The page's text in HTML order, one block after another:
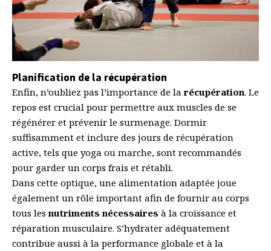
Planification de la récupération
Enfin, n’oubliez pas l’importance de larécupération. Le
repos est crucial pour permettre aux muscles de se
régénérer et prévenir le surmenage. Dormir
suffisamment et inclure des jours de récupération
active, tels que yoga ou marche, sont recommandés
pour garder un corps frais et rétabli.
Dans cette optique, une alimentation adaptée joue
également un rôle important afin de fournir au corps
tous lesnutriments nécessaires à la croissance et
réparation musculaire. S’hydrater adéquatement
contribue aussi à la performance globale et à la